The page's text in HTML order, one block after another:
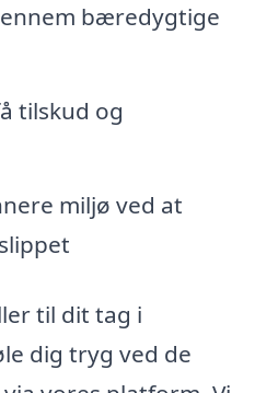
bæredygtige
tilskud og
miljø ved at
til dit tag i
dig tryg ved de